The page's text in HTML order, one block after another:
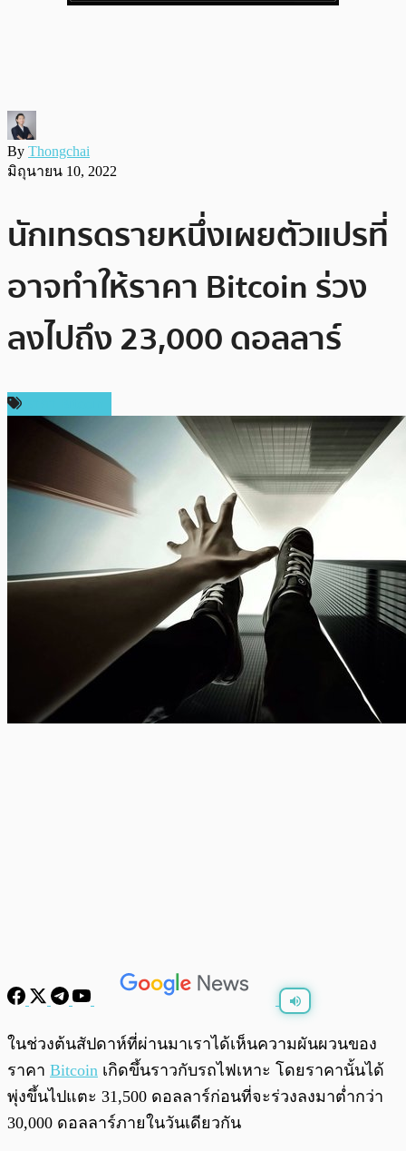
By Thongchai
มิถุนายน 10, 2022
นักเทรดรายหนึ่งเผยตัวแปรที่
อาจทำให้ราคา Bitcoin ร่วง
ลงไปถึง 23,000 ดอลลาร์
พร้อมเล่น 0:00
ในช่วงต้นสัปดาห์ที่ผ่านมาเราได้เห็นความผันผวนของ
ราคา Bitcoin เกิดขึ้นราวกับรถไฟเหาะ โดยราคานั้นได้
พุ่งขึ้นไปแตะ 31,500 ดอลลาร์ก่อนที่จะร่วงลงมาต่ำกว่า
30,000 ดอลลาร์ภายในวันเดียวกัน